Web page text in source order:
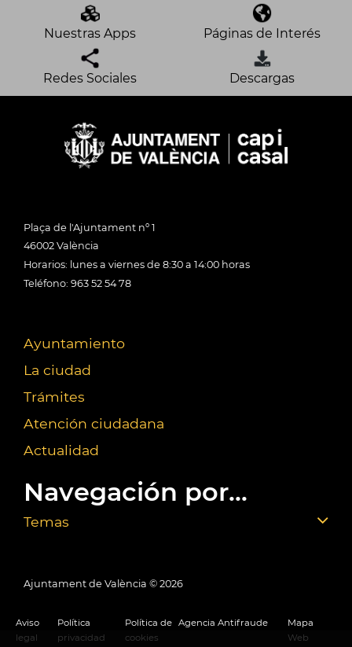
Nuestras Apps Páginas de Interés
Redes Sociales Descargas
Plaça de l'Ajuntament nº 1
46002 València
Horarios: lunes a viernes de 8:30 a 14:00 horas
Teléfono: 963 52 54 78
Ayuntamiento
La ciudad
Trámites
Atención ciudadana
Actualidad
Navegación por...
Temas
Ajuntament de València © 2026
Aviso
legal
Política
privacidad
Política de
cookies
Agencia Antifraude
Mapa
Web